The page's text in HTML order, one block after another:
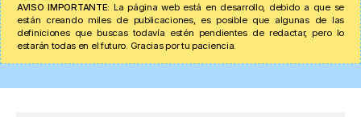
AVISO IMPORTANTE: La página web está en desarrollo, debido a que se
están creando miles de publicaciones, es posible que algunas de las
definiciones que buscas todavía estén pendientes de redactar, pero lo
estarán todas en el futuro. Gracias por tu paciencia.